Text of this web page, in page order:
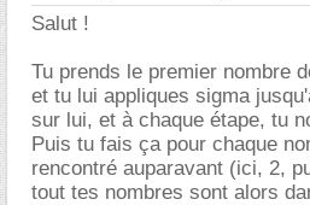
Salut !
Tu prends le premier nombre
et tu lui appliques sigma
sur lui, et à chaque étape, tu
Puis tu fais ça pour chaque
rencontré auparavant (ici, 2,
tout tes nombres sont alors